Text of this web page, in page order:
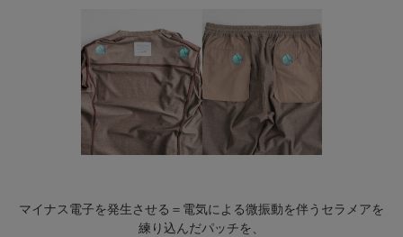
※上記でご説明している表現は着用時の快適性を説明するもので
※本品は一般医療機器ではございません。
▼特別コンテンツはこちら
マイナス電子を発生させる＝電気による微振動を伴うセラメアを
練り込んだパッチを、